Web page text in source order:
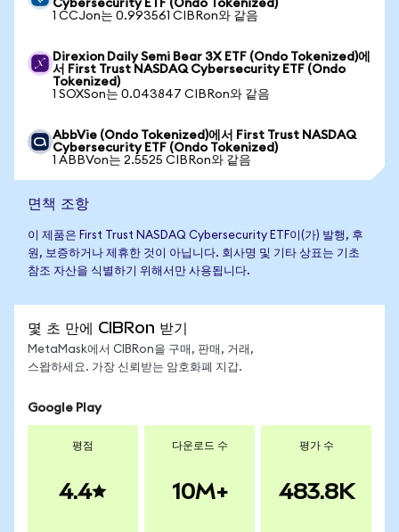
Cybersecurity ETF (Ondo Tokenized)
1 CCJon는 0.993561 CIBRon와 같음
Direxion Daily Semi Bear 3X ETF (Ondo Tokenized)에
서 First Trust NASDAQ Cybersecurity ETF (Ondo
Tokenized)
1 SOXSon는 0.043847 CIBRon와 같음
AbbVie (Ondo Tokenized)에서 First Trust NASDAQ
Cybersecurity ETF (Ondo Tokenized)
1 ABBVon는 2.5525 CIBRon와 같음
면책 조항
이 제품은 First Trust NASDAQ Cybersecurity ETF이(가) 발행, 후
원, 보증하거나 제휴한 것이 아닙니다. 회사명 및 기타 상표는 기초
참조 자산을 식별하기 위해서만 사용됩니다.
몇 초 만에 CIBRon 받기
MetaMask에서 CIBRon을 구매, 판매, 거래,
스왑하세요. 가장 신뢰받는 암호화폐 지갑.
Google Play
평점
4.4
다운로드 수
10M+
평가 수
483.8K